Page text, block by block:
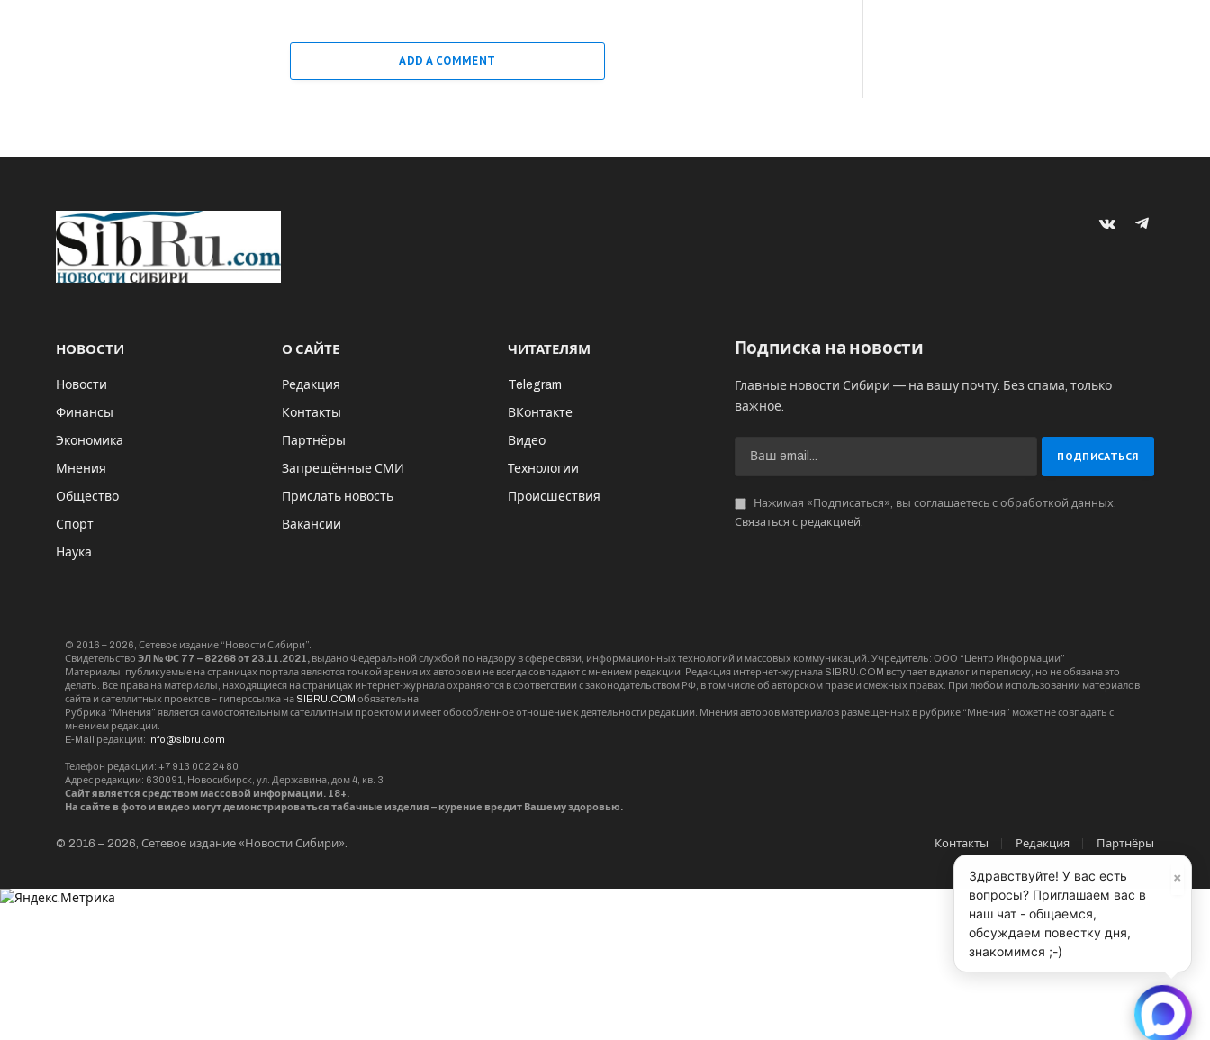
ADD A COMMENT
VKontakteTelegram
НОВОСТИ
Новости
Финансы
Экономика
Мнения
Общество
Спорт
Наука
О САЙТЕ
Редакция
Контакты
Партнёры
Запрещённые СМИ
Прислать новость
Вакансии
ЧИТАТЕЛЯМ
Telegram
ВКонтакте
Видео
Технологии
Происшествия
Подписка на новости
Главные новости Сибири — на вашу почту. Без спама, только
важное.
Нажимая «Подписаться», вы соглашаетесь с обработкой данных.
Связаться с редакцией
© 2016 – 2026, Сетевое издание “Новости Сибири”.
Свидетельство ЭЛ № ФС 77 – 82268 от 23.11.2021, выдано Федеральной службой по надзору в сфере связи, информационных технологий и массовых коммуникаций. Учредитель: ООО “Центр Информации”
Материалы, публикуемые на страницах портала являются точкой зрения их авторов и не всегда совпадают с мнением редакции. Редакция интернет-журнала SIBRU.COM вступает в диалог и переписку, но не обязана это
делать. Все права на материалы, находящиеся на страницах интернет-журнала охраняются в соответствии с законодательством РФ, в том числе об авторском праве и смежных правах. При любом использовании материалов
сайта и сателлитных проектов – гиперссылка на SIBRU.COM обязательна.
Рубрика “Мнения” является самостоятельным сателлитным проектом и имеет обособленное отношение к деятельности редакции. Мнения авторов материалов размещенных в рубрике “Мнения” может не совпадать с
мнением редакции.
E-Mail редакции: info@sibru.com
Телефон редакции: +7 913 002 24 80
Адрес редакции: 630091, Новосибирск, ул. Державина, дом 4, кв. 3
Сайт является средством массовой информации. 18+.
На сайте в фото и видео могут демонстрироваться табачные изделия – курение вредит Вашему здоровью.
© 2016 – 2026, Сетевое издание «Новости Сибири». Контакты Редакция Партнёры
×
Здравствуйте! У вас есть
вопросы? Приглашаем вас в
наш чат - общаемся,
обсуждаем повестку дня,
знакомимся ;-)